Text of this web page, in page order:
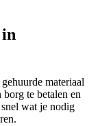
in
materiaal
te betalen en
wat je nodig